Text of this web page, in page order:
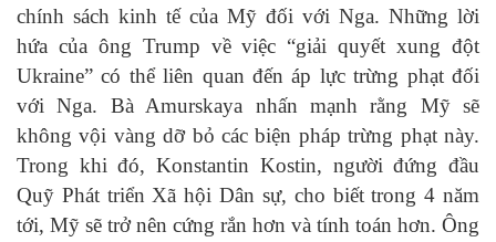
chính sách kinh tế của Mỹ đối với Nga. Những lời
hứa của ông Trump về việc “giải quyết xung đột
Ukraine” có thể liên quan đến áp lực trừng phạt đối
với Nga. Bà Amurskaya nhấn mạnh rằng Mỹ sẽ
không vội vàng dỡ bỏ các biện pháp trừng phạt này.
Trong khi đó, Konstantin Kostin, người đứng đầu
Quỹ Phát triển Xã hội Dân sự, cho biết trong 4 năm
tới, Mỹ sẽ trở nên cứng rắn hơn và tính toán hơn. Ông